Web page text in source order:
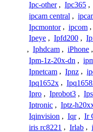
Ipc-other , Ipc365 ,
ipcam central ,
Ipcmontor , ipcom ,
Ipeye , Ipfd200 ,
, Iphdcam , iPhone ,
Ipm-1z-20x-dn ,
Ipnetcam , Ipnz ,
Ipq1652x ,
Ipro , Iprobot3 , Ips
Iptronic , Iptz-
Iqinvision , Iqr , Ir
iris rc8221 , Irlab ,